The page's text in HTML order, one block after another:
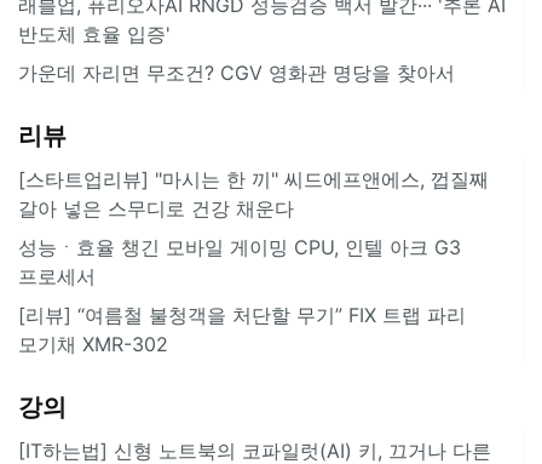
반도체 효율 입증'
가운데 자리면 무조건? CGV 영화관 명당을 찾아서
리뷰
[스타트업리뷰] "마시는 한 끼" 씨드에프앤에스, 껍질째
갈아 넣은 스무디로 건강 채운다
성능ㆍ효율 챙긴 모바일 게이밍 CPU, 인텔 아크 G3
프로세서
[리뷰] “여름철 불청객을 처단할 무기” FIX 트랩 파리
모기채 XMR-302
강의
[IT하는법] 신형 노트북의 코파일럿(AI) 키, 끄거나 다른